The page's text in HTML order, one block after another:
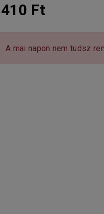
410 Ft
A mai napon nem tudsz